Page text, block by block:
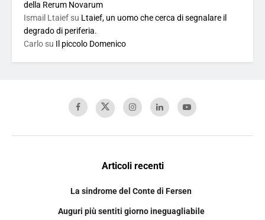
della Rerum Novarum
Ismail Ltaief su Ltaief, un uomo che cerca di segnalare il
degrado di periferia.
Carlo su Il piccolo Domenico
Articoli recenti
La sindrome del Conte di Fersen
Auguri più sentiti giorno ineguagliabile